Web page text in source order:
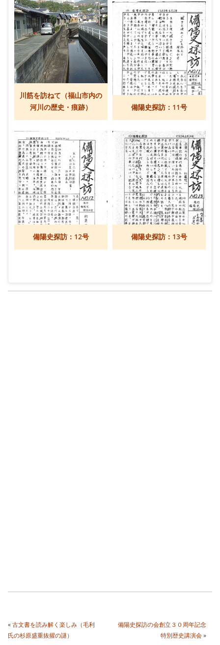
川筋を訪ねて（福山市内の
河川の歴史・痕跡）
備陽史探訪：11号
備陽史探訪：12号 備陽史探訪：13号
«古文書を読み解く楽しみ（毛利
氏の杉原盛重抜擢の謎）
備陽史探訪の会創立３０周年記念
特別歴史講演会»